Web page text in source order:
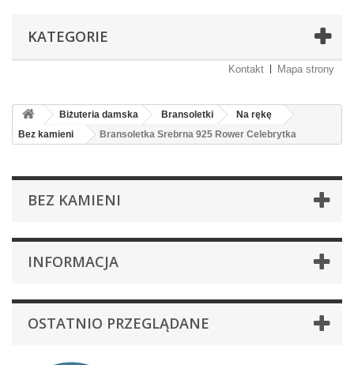
KATEGORIE
Kontakt Mapa strony
Biżuteria damska Bransoletki
Na rękę
Bez kamieni
Bransoletka Srebrna 925 Rower Celebrytka
BEZ KAMIENI
INFORMACJA
OSTATNIO PRZEGLĄDANE